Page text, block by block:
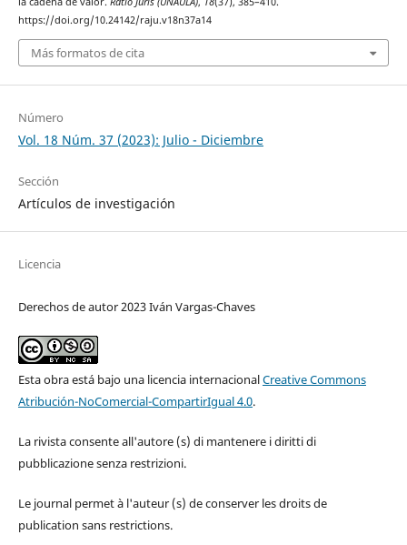
https://doi.org/10.24142/raju.v18n37a14
Más formatos de cita
Número
Vol. 18 Núm. 37 (2023): Julio - Diciembre
Sección
Artículos de investigación
Licencia
Derechos de autor 2023 Iván Vargas-Chaves
Esta obra está bajo una licencia internacionalCreative Commons
Atribución-NoComercial-CompartirIgual 4.0.
La rivista consente all'autore (s) di mantenere i diritti di
pubblicazione senza restrizioni.
Le journal permet à l'auteur (s) de conserver les droits de
publication sans restrictions.